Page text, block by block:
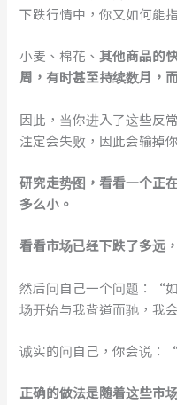
下跌行情中，你又如何能
小麦、棉花、其他商品的
周，有时甚至持续数月，
因此，当你进入了这些反
注定会失败，因此会输掉
研究走势图，看看一个正
多么小。
看看市场已经下跌了多远
然后问自己一个问题：“
场开始与我背道而驰，我
诚实的问自己，你会说：
正确的做法是随着这些市